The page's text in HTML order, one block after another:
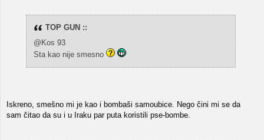
TOP GUN ::
@Kos 93
Sta kao nije smesno
Iskreno, smešno mi je kao i bombaši samoubice. Nego čini mi se da
sam čitao da su i u Iraku par puta koristili pse-bombe.